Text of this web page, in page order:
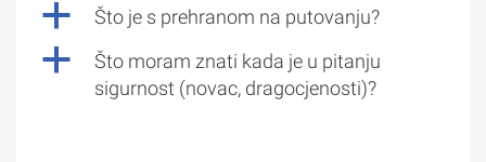
a Što je s prehranom na putovanju?
a
Što moram znati kada je u pitanju
sigurnost (novac, dragocjenosti)?